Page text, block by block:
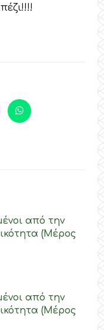
THIS
CONTENT
Opens
in
από την
(Μέρος
από την
(Μέρος